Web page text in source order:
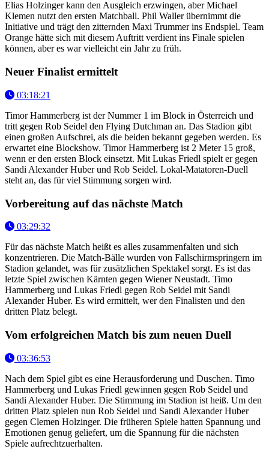
Elias Holzinger kann den Ausgleich erzwingen, aber Michael
Klemen nutzt den ersten Matchball. Phil Waller übernimmt die
Initiative und trägt den zitternden Maxi Trummer ins Endspiel. Team
Orange hätte sich mit diesem Auftritt verdient ins Finale spielen
können, aber es war vielleicht ein Jahr zu früh.
Neuer Finalist ermittelt
03:18:21
Timor Hammerberg ist der Nummer 1 im Block in Österreich und
tritt gegen Rob Seidel den Flying Dutchman an. Das Stadion gibt
einen großen Aufschrei, als die beiden bekannt gegeben werden. Es
erwartet eine Blockshow. Timor Hammerberg ist 2 Meter 15 groß,
wenn er den ersten Block einsetzt. Mit Lukas Friedl spielt er gegen
Sandi Alexander Huber und Rob Seidel. Lokal-Matatoren-Duell
steht an, das für viel Stimmung sorgen wird.
Vorbereitung auf das nächste Match
03:29:32
Für das nächste Match heißt es alles zusammenfalten und sich
konzentrieren. Die Match-Bälle wurden von Fallschirmspringern im
Stadion gelandet, was für zusätzlichen Spektakel sorgt. Es ist das
letzte Spiel zwischen Kärnten gegen Wiener Neustadt. Timo
Hammerberg und Lukas Friedl gegen Rob Seidel mit Sandi
Alexander Huber. Es wird ermittelt, wer den Finalisten und den
dritten Platz belegt.
Vom erfolgreichen Match bis zum neuen Duell
03:36:53
Nach dem Spiel gibt es eine Herausforderung und Duschen. Timo
Hammerberg und Lukas Friedl gewinnen gegen Rob Seidel und
Sandi Alexander Huber. Die Stimmung im Stadion ist heiß. Um den
dritten Platz spielen nun Rob Seidel und Sandi Alexander Huber
gegen Clemen Holzinger. Die früheren Spiele hatten Spannung und
Emotionen genug geliefert, um die Spannung für die nächsten
Spiele aufrechtzuerhalten.